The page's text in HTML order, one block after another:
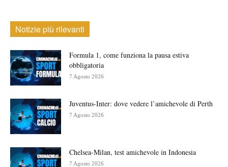
Notizie più rilevanti
Formula 1, come funziona la pausa estiva
obbligatoria
7 Agosto 2026
Juventus-Inter: dove vedere l’amichevole di Perth
7 Agosto 2026
Chelsea-Milan, test amichevole in Indonesia
7 Agosto 2026